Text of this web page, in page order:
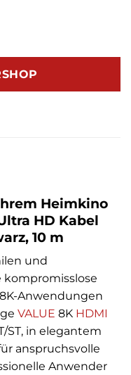
Heimkino
HD Kabel
10 m
und
kompromisslose
Anwendungen
VALUE 8K HDMI
ST, in elegantem
anspruchsvolle
Anwender